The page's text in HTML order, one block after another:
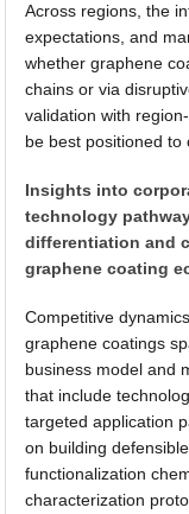
Across regions, the
expectations, and
whether graphene
chains or via
validation with
be best positioned to
Insights into
technology
differentiation and
graphene coating
Competitive
graphene coatings
business model and
that include
targeted application
on building
functionalization
characterization